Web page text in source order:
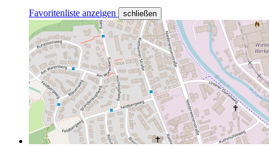
Favoritenliste anzeigen schließen